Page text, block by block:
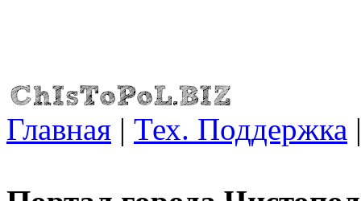
Главная | Тех. Поддержка